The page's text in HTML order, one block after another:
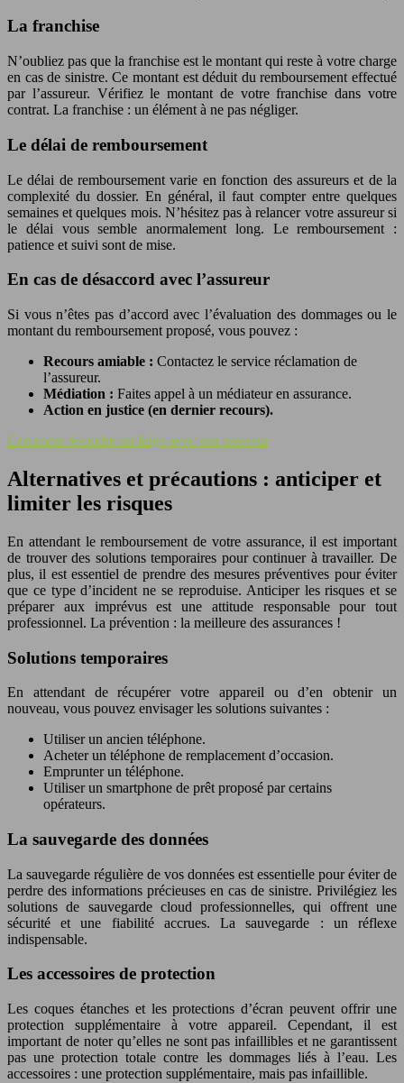
La franchise
N’oubliez pas que la franchise est le montant qui reste à votre charge
en cas de sinistre. Ce montant est déduit du remboursement effectué
par l’assureur. Vérifiez le montant de votre franchise dans votre
contrat. La franchise : un élément à ne pas négliger.
Le délai de remboursement
Le délai de remboursement varie en fonction des assureurs et de la
complexité du dossier. En général, il faut compter entre quelques
semaines et quelques mois. N’hésitez pas à relancer votre assureur si
le délai vous semble anormalement long. Le remboursement :
patience et suivi sont de mise.
En cas de désaccord avec l’assureur
Si vous n’êtes pas d’accord avec l’évaluation des dommages ou le
montant du remboursement proposé, vous pouvez :
Recours amiable : Contactez le service réclamation de
l’assureur.
Médiation : Faites appel à un médiateur en assurance.
Action en justice (en dernier recours).
Comment résoudre un litige avec son assureur
Alternatives et précautions : anticiper et
limiter les risques
En attendant le remboursement de votre assurance, il est important
de trouver des solutions temporaires pour continuer à travailler. De
plus, il est essentiel de prendre des mesures préventives pour éviter
que ce type d’incident ne se reproduise. Anticiper les risques et se
préparer aux imprévus est une attitude responsable pour tout
professionnel. La prévention : la meilleure des assurances !
Solutions temporaires
En attendant de récupérer votre appareil ou d’en obtenir un
nouveau, vous pouvez envisager les solutions suivantes :
Utiliser un ancien téléphone.
Acheter un téléphone de remplacement d’occasion.
Emprunter un téléphone.
Utiliser un smartphone de prêt proposé par certains
opérateurs.
La sauvegarde des données
La sauvegarde régulière de vos données est essentielle pour éviter de
perdre des informations précieuses en cas de sinistre. Privilégiez les
solutions de sauvegarde cloud professionnelles, qui offrent une
sécurité et une fiabilité accrues. La sauvegarde : un réflexe
indispensable.
Les accessoires de protection
Les coques étanches et les protections d’écran peuvent offrir une
protection supplémentaire à votre appareil. Cependant, il est
important de noter qu’elles ne sont pas infaillibles et ne garantissent
pas une protection totale contre les dommages liés à l’eau. Les
accessoires : une protection supplémentaire, mais pas infaillible.